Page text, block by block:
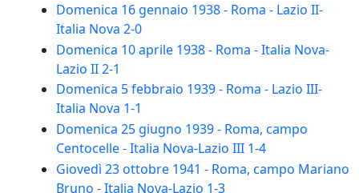
Domenica 16 gennaio 1938 - Roma - Lazio II-
Italia Nova 2-0
Domenica 10 aprile 1938 - Roma - Italia Nova-
Lazio II 2-1
Domenica 5 febbraio 1939 - Roma - Lazio III-
Italia Nova 1-1
Domenica 25 giugno 1939 - Roma, campo
Centocelle - Italia Nova-Lazio III 1-4
Giovedì 23 ottobre 1941 - Roma, campo Mariano
Bruno - Italia Nova-Lazio 1-3